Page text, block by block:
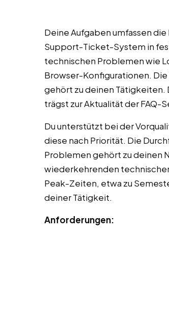
Deine Aufgaben umfassen
Support-Ticket-System in
technischen Problemen wie
Browser-Konfigurationen.
gehört zu deinen Tätigkeiten.
trägst zur Aktualität der FAQ-
Du unterstützt bei der
diese nach Priorität. Die
Problemen gehört zu deinen
wiederkehrenden
Peak-Zeiten, etwa zu
deiner Tätigkeit.
Anforderungen: